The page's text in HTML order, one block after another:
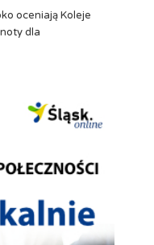
oceniają Koleje
dla